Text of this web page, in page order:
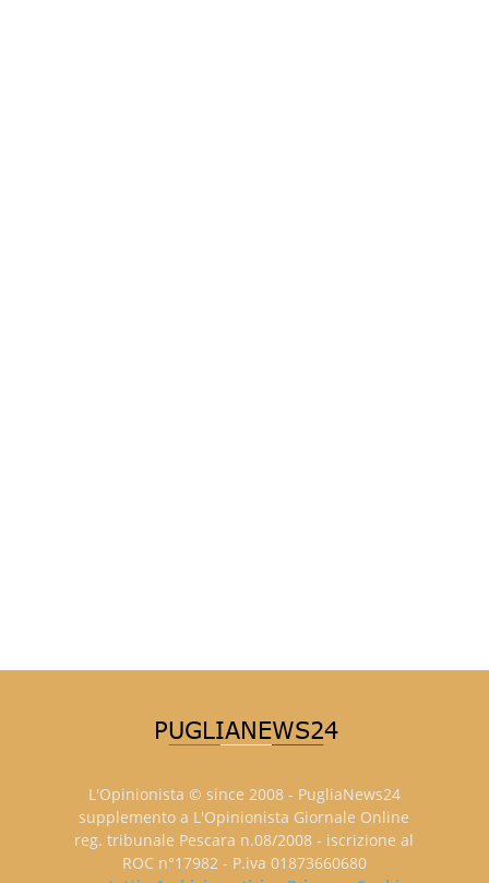
L'Opinionista © since 2008 - PugliaNews24
supplemento a L'Opinionista Giornale Online
reg. tribunale Pescara n.08/2008 - iscrizione al
ROC n°17982 - P.iva 01873660680